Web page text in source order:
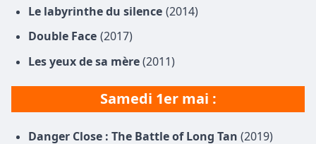
Le labyrinthe du silence (2014)
Double Face (2017)
Les yeux de sa mère (2011)
Samedi 1er mai :
Danger Close : The Battle of Long Tan (2019)